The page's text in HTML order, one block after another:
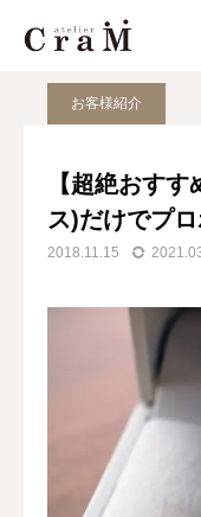
JOURNAL
お客様紹介
【超絶おす
ス)だけでプロ
2018.11.15
LINE